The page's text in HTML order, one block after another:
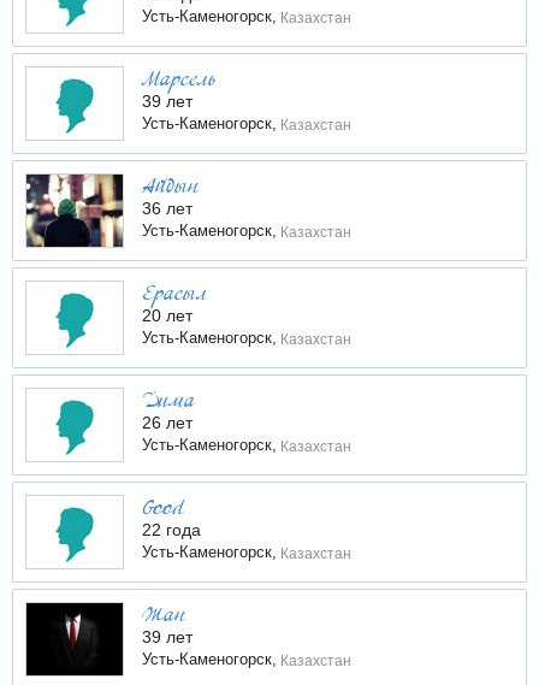
Усть-Каменогорск, Казахстан
Марсель
39 лет
Усть-Каменогорск, Казахстан
Айдын
36 лет
Усть-Каменогорск, Казахстан
Ерасыл
20 лет
Усть-Каменогорск, Казахстан
Дима
26 лет
Усть-Каменогорск, Казахстан
Good
22 года
Усть-Каменогорск, Казахстан
Жан
39 лет
Усть-Каменогорск, Казахстан